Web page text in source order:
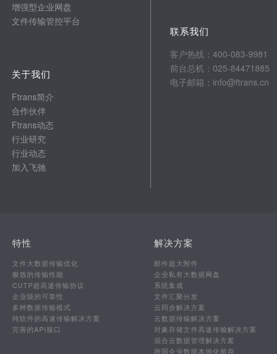
增强型企业网盘
文件传输管控平台
关于我们
Ftrans简介
合作伙伴
Ftrans动态
行业研究
行业动态
加入飞驰
联系我们
客户热线：400-083-9981
前台总机：025-84471885
电子邮箱：info@ftrans.cn
特性
文件大数据传输优化
极致的传输性能
CUTP超高速传输协议
企业级的可靠性
多种数据传输模式
纯软件的高速传输解决方案
完善的API接口
解决方案
邮件超大附件
企业私有大数据网盘
系统集成
文件汇聚分发
云同步解决方案
云数据传输解决方案
对象存储文件高速传输解决方案
混合云数据管理解决方案
跨国企业数据本地化留存